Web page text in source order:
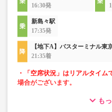
16:30発
新島々駅
17:35発
【地下A】バスターミナル東
21:35着
・「空席状況」はリアルタイ
場合がございます。
・小人運賃は大人運賃の半額
も